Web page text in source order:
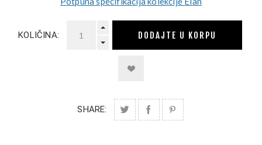
KOLIČINA: DODAJTE U KORPU
SHARE: